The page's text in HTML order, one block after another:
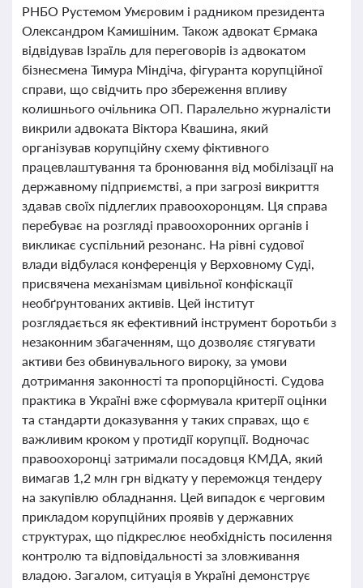
РНБО Рустемом Умєровим і радником президента
Олександром Камишіним. Також адвокат Єрмака
відвідував Ізраїль для переговорів із адвокатом
бізнесмена Тимура Міндіча, фігуранта корупційної
справи, що свідчить про збереження впливу
колишнього очільника ОП. Паралельно журналісти
викрили адвоката Віктора Квашина, який
організував корупційну схему фіктивного
працевлаштування та бронювання від мобілізації на
державному підприємстві, а при загрозі викриття
здавав своїх підлеглих правоохоронцям. Ця справа
перебуває на розгляді правоохоронних органів і
викликає суспільний резонанс. На рівні судової
влади відбулася конференція у Верховному Суді,
присвячена механізмам цивільної конфіскації
необґрунтованих активів. Цей інститут
розглядається як ефективний інструмент боротьби з
незаконним збагаченням, що дозволяє стягувати
активи без обвинувального вироку, за умови
дотримання законності та пропорційності. Судова
практика в Україні вже сформувала критерії оцінки
та стандарти доказування у таких справах, що є
важливим кроком у протидії корупції. Водночас
правоохоронці затримали посадовця КМДА, який
вимагав 1,2 млн грн відкату у переможця тендеру
на закупівлю обладнання. Цей випадок є черговим
прикладом корупційних проявів у державних
структурах, що підкреслює необхідність посилення
контролю та відповідальності за зловживання
владою. Загалом, ситуація в Україні демонструє